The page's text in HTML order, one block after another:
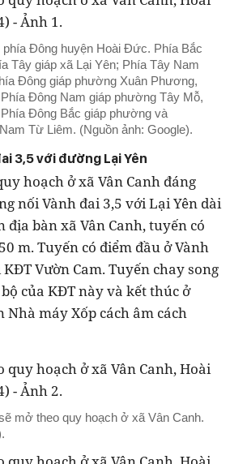
phía Đông huyện Hoài Đức. Phía Bắc
Tây giáp xã Lại Yên; Phía Tây Nam
Đông giáp phường Xuân Phương,
Đông Nam giáp phường Tây Mỗ,
Đông Bắc giáp phường và
Từ Liêm. (Nguồn ảnh: Google).
3,5 với đường Lại Yên
hoạch ở xã Vân Canh đáng
nối Vành đai 3,5 với Lại Yên dài
địa bàn xã Vân Canh, tuyến có
m. Tuyến có điểm đầu ở Vành
Vườn Cam. Tuyến chay song
của KĐT này và kết thúc ở
Nhà máy Xốp cách âm cách
mở theo quy hoạch ở xã Vân Canh.